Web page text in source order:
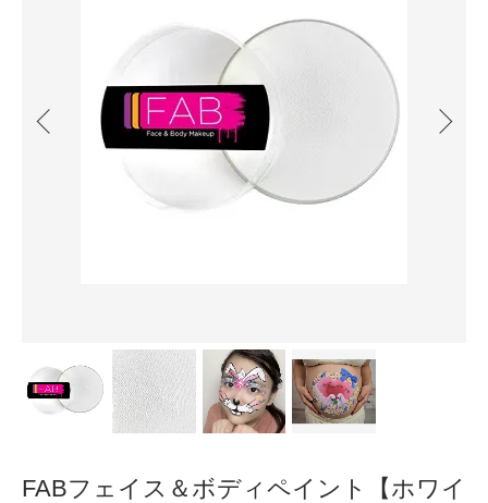
FABフェイス＆ボディペイント【ホワイ